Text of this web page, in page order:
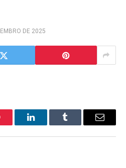
DE 2025
LinkedInTumblr
E-